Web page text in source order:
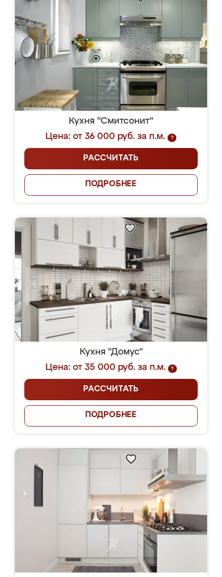
Кухня "Смитсонит"
Цена: от 36 000 руб. за п.м.
?
РАССЧИТАТЬ
ПОДРОБНЕЕ
Кухня "Домус"
Цена: от 35 000 руб. за п.м.
?
РАССЧИТАТЬ
ПОДРОБНЕЕ